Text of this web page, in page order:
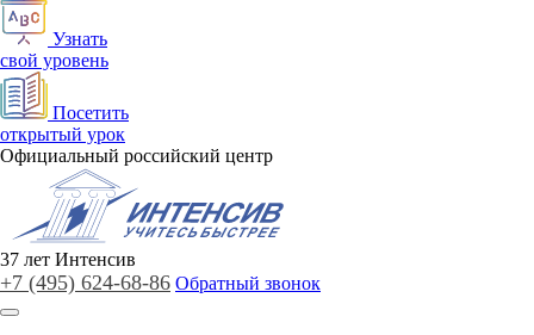
Узнать
свой уровень
Посетить
открытый урок
Официальный российский центр
37 лет Интенсив
+7 (495) 624-68-86 Обратный звонок